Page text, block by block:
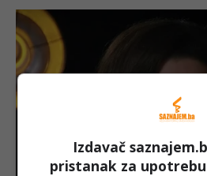
Izdavač
pristanak za